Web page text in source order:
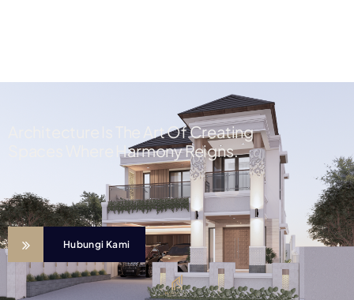
Architecture Is The Art Of Creating
Spaces Where Harmony Reigns.
Hubungi Kami